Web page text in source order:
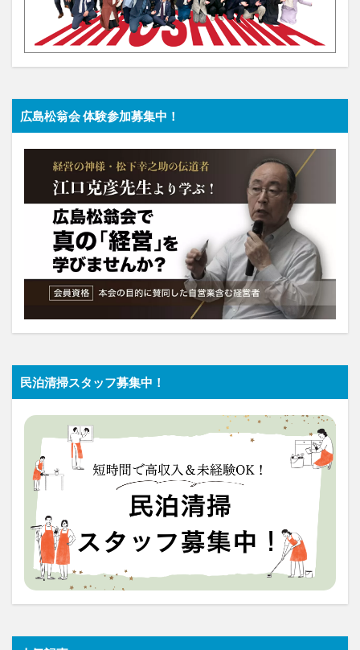
広島松翁会 体験参加募集中！
民泊清掃スタッフ募集中！